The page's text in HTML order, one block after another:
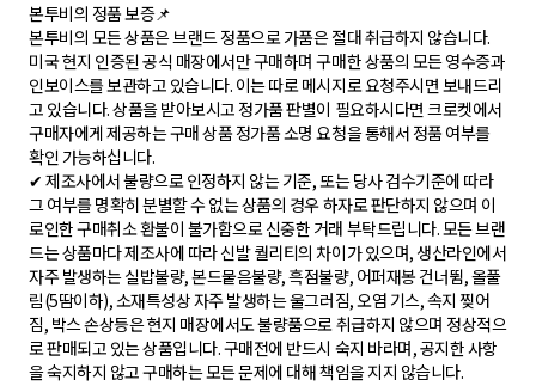
본투비의 정품 보증📌
본투비의 모든 상품은 브랜드 정품으로 가품은 절대 취급하지 않습니다.
미국 현지 인증된 공식 매장에서만 구매하며 구매한 상품의 모든 영수증과
인보이스를 보관하고 있습니다. 이는 따로 메시지로 요청주시면 보내드리
고 있습니다. 상품을 받아보시고 정가품 판별이 필요하시다면 크로켓에서
구매자에게 제공하는 구매 상품 정가품 소명 요청을 통해서 정품 여부를
확인 가능하십니다.
✔ 제조사에서 불량으로 인정하지 않는 기준, 또는 당사 검수기준에 따라
그 여부를 명확히 분별할 수 없는 상품의 경우 하자로 판단하지 않으며 이
로인한 구매취소 환불이 불가함으로 신중한 거래 부탁드립니다. 모든 브랜
드는 상품마다 제조사에 따라 신발 퀄리티의 차이가 있으며, 생산라인에서
자주 발생하는 실밥불량, 본드뭍음불량, 흑점불량, 어퍼재봉 건너뜀, 올풀
림(5땀이하), 소재특성상 자주 발생하는 울그러짐, 오염 기스, 속지 찢어
짐, 박스 손상등은 현지 매장에서도 불량품으로 취급하지 않으며 정상적으
로 판매되고 있는 상품입니다. 구매전에 반드시 숙지 바라며, 공지한 사항
을 숙지하지 않고 구매하는 모든 문제에 대해 책임을 지지 않습니다.